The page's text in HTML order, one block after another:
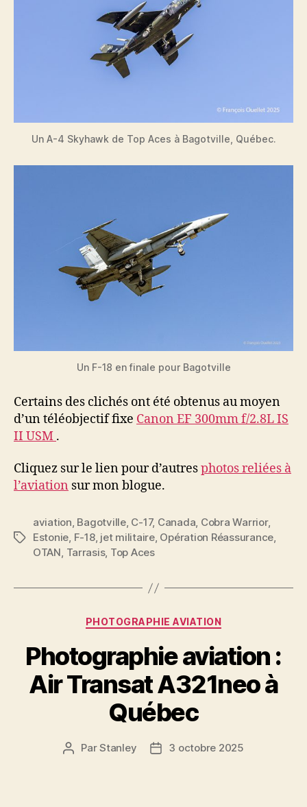
Un A-4 Skyhawk de Top Aces à Bagotville, Québec.
Un F-18 en finale pour Bagotville
Certains des clichés ont été obtenus au moyen
d’un téléobjectif fixe Canon EF 300mm f/2.8L IS
II USM .
Cliquez sur le lien pour d’autresphotos reliées à
l’aviation sur mon blogue.
Étiquettes
aviation, Bagotville, C-17, Canada, Cobra Warrior,
Estonie, F-18, jet militaire, Opération Réassurance,
OTAN, Tarrasis, Top Aces
Catégories
PHOTOGRAPHIE AVIATION
Photographie aviation :
Air Transat A321neo à
Québec
Auteur
ParStanley
Date3 octobre 2025